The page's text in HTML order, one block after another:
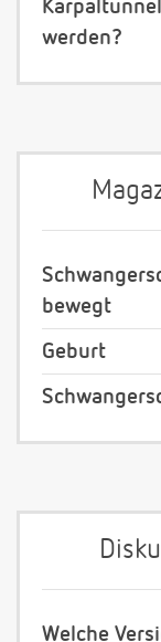
werden?
bewegt
Geburt
Welche